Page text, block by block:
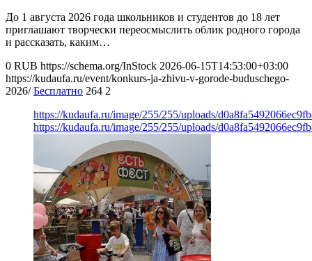
До 1 августа 2026 года школьников и студентов до 18 лет
приглашают творчески переосмыслить облик родного города
и рассказать, каким…
0 RUB https://schema.org/InStock 2026-06-15T14:53:00+03:00
https://kudaufa.ru/event/konkurs-ja-zhivu-v-gorode-buduschego-
2026/ Бесплатно 264 2
https://kudaufa.ru/image/255/255/uploads/
https://kudaufa.ru/image/255/255/uploads/